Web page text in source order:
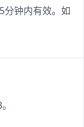
分钟内有效。如